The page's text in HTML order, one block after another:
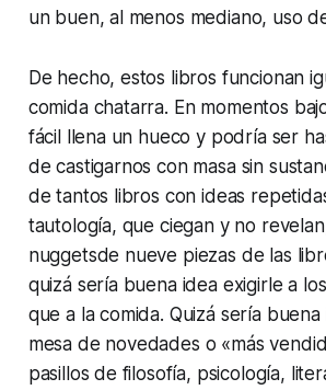
un buen, al menos mediano, uso
De hecho, estos libros funcionan
comida chatarra. En momentos
fácil llena un hueco y podría ser
de castigarnos con masa sin
de tantos libros con ideas
tautología, que ciegan y no
nuggetsde nueve piezas de las
quizá sería buena idea exigirle a
que a la comida. Quizá sería
mesa de novedades o «más
pasillos de filosofía, psicología,